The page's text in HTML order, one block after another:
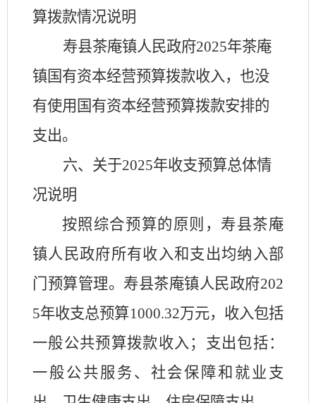
算拨款情况说明
寿县茶庵镇人民政府2025年茶庵
镇国有资本经营预算拨款收入，也没
有使用国有资本经营预算拨款安排的
支出。
六、关于2025年收支预算总体情
况说明
按照综合预算的原则， 寿县茶庵
镇人民政府所有收入和支出均纳入部
门预算管理。 寿县茶庵镇人民政府202
5年收支总预算1000.32万元，收入包括
一般公共预算拨款收入 ；
支出包括：
一般公共服务、社会保障和就业支